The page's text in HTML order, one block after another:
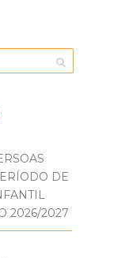
DE
2026/2027